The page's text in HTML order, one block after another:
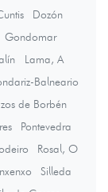
Dozón
Gondomar
Lama, A
Balneario
de Borbén
Pontevedra
Rosal, O
Silleda